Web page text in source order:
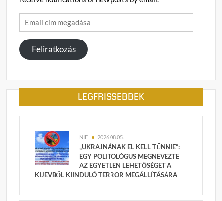
Email
cím
megadása
Feliratkozás
LEGFRISSEBBEK
NIF 2026.08.05.
„UKRAJNÁNAK EL KELL TŰNNIE”:
EGY POLITOLÓGUS MEGNEVEZTE
AZ EGYETLEN LEHETŐSÉGET A
KIJEVBŐL KIINDULÓ TERROR MEGÁLLÍTÁSÁRA